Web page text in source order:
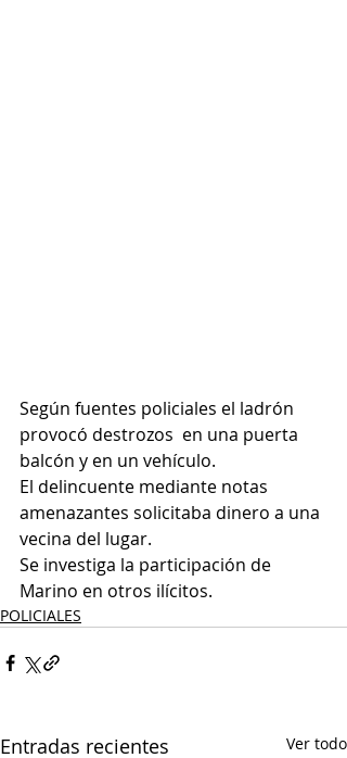
Según fuentes policiales el ladrón
provocó destrozos  en una puerta
balcón y en un vehículo.
El delincuente mediante notas
amenazantes solicitaba dinero a una
vecina del lugar.
Se investiga la participación de
Marino en otros ilícitos.
POLICIALES
Entradas recientes Ver todo